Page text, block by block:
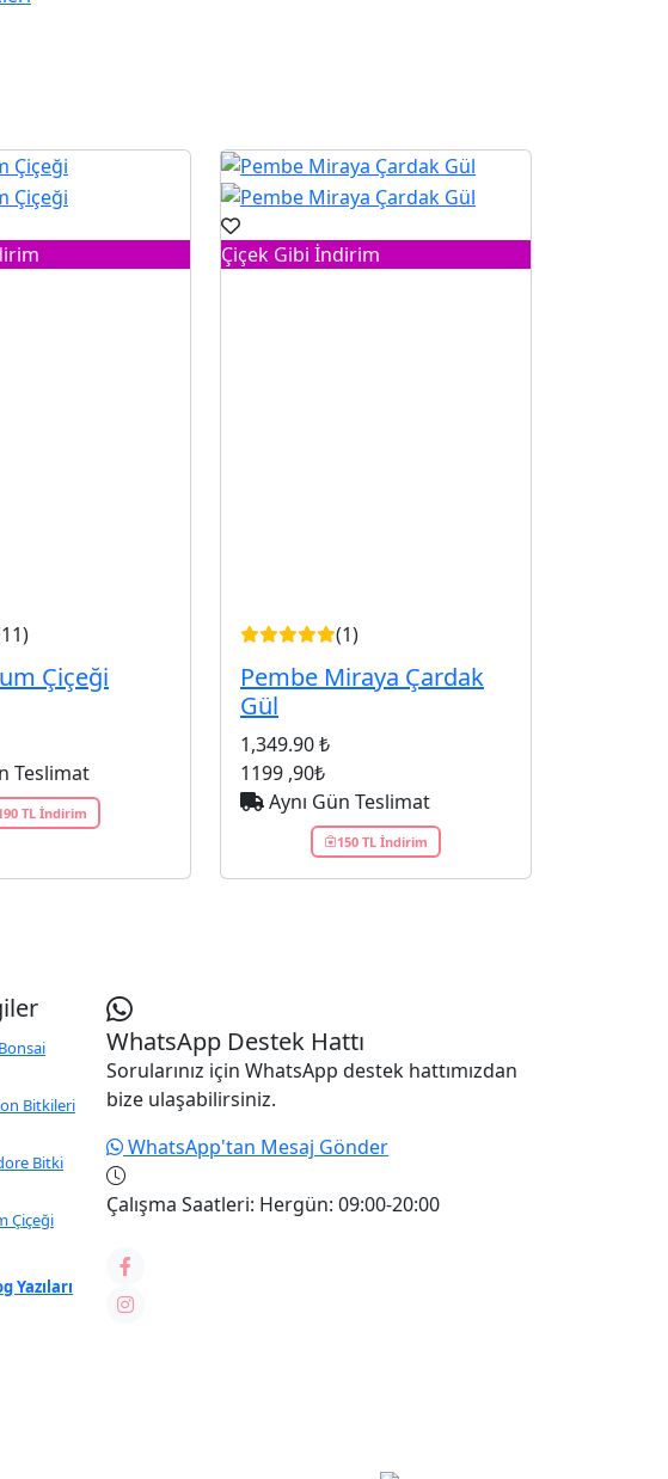
Çiçeği
Teslimat
TL İndirim
Çiçek Gibi İndirim
(1)
Pembe Miraya Çardak
Gül
1,349.90 ₺
1199 ,90₺
Aynı Gün Teslimat
150 TL İndirim
Bitkileri
Bitki
Çiçeği
Yazıları
WhatsApp Destek Hattı
Sorularınız için WhatsApp destek hattımızdan
bize ulaşabilirsiniz.
WhatsApp'tan Mesaj Gönder
Çalışma Saatleri: Hergün: 09:00-20:00